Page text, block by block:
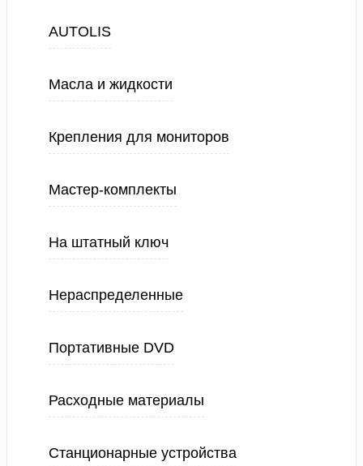
AUTOLIS
Масла и жидкости
Крепления для мониторов
Мастер-комплекты
На штатный ключ
Нераспределенные
Портативные DVD
Расходные материалы
Станционарные устройства